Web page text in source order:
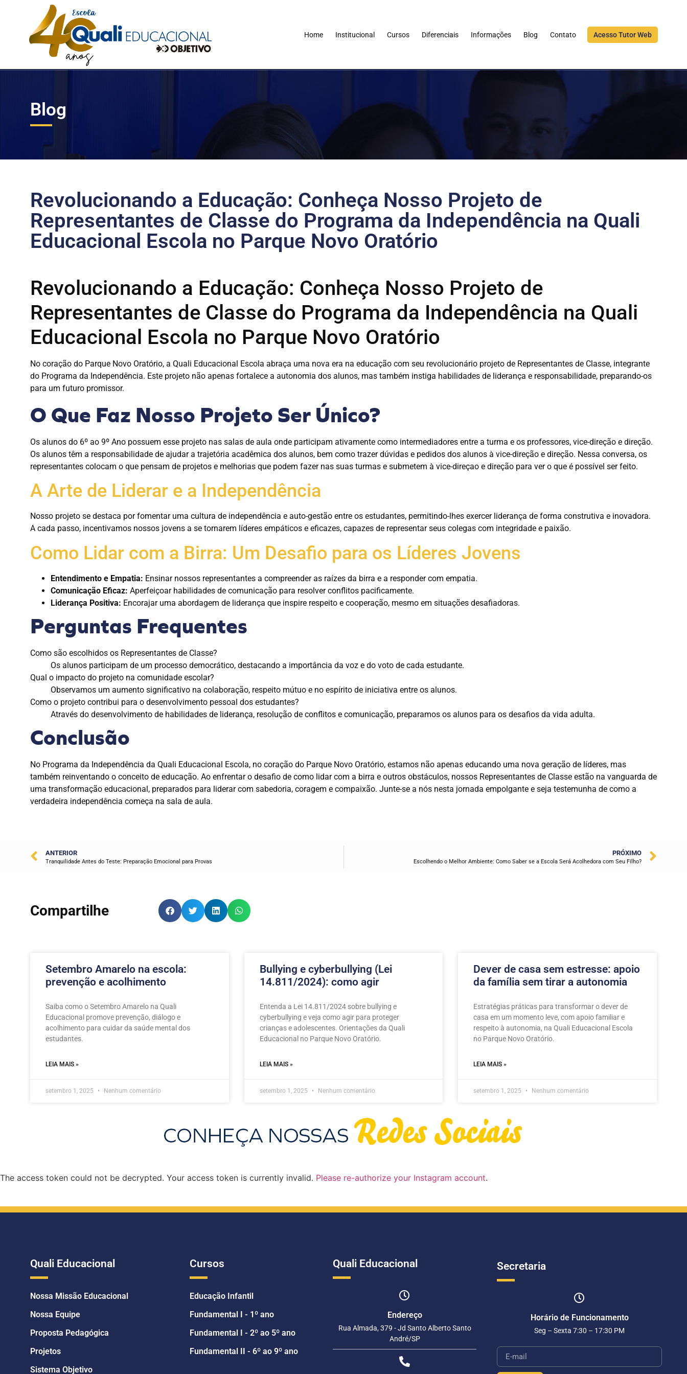
Home Institucional Cursos Diferenciais Informações Blog Contato Acesso Tutor Web
Blog
Revolucionando a Educação: Conheça Nosso Projeto de
Representantes de Classe do Programa da Independência na Quali
Educacional Escola no Parque Novo Oratório
Revolucionando a Educação: Conheça Nosso Projeto de
Representantes de Classe do Programa da Independência na Quali
Educacional Escola no Parque Novo Oratório
No coração do Parque Novo Oratório, a Quali Educacional Escola abraça uma nova era na educação com seu revolucionário projeto de Representantes de Classe, integrante
do Programa da Independência. Este projeto não apenas fortalece a autonomia dos alunos, mas também instiga habilidades de liderança e responsabilidade, preparando-os
para um futuro promissor.
O Que Faz Nosso Projeto Ser Único?
Os alunos do 6º ao 9º Ano possuem esse projeto nas salas de aula onde participam ativamente como intermediadores entre a turma e os professores, vice-direção e direção.
Os alunos têm a responsabilidade de ajudar a trajetória acadêmica dos alunos, bem como trazer dúvidas e pedidos dos alunos à vice-direção e direção. Nessa conversa, os
representantes colocam o que pensam de projetos e melhorias que podem fazer nas suas turmas e submetem à vice-direçao e direção para ver o que é possível ser feito.
A Arte de Liderar e a Independência
Nosso projeto se destaca por fomentar uma cultura de independência e auto-gestão entre os estudantes, permitindo-lhes exercer liderança de forma construtiva e inovadora.
A cada passo, incentivamos nossos jovens a se tornarem líderes empáticos e eficazes, capazes de representar seus colegas com integridade e paixão.
Como Lidar com a Birra: Um Desafio para os Líderes Jovens
Entendimento e Empatia: Ensinar nossos representantes a compreender as raízes da birra e a responder com empatia.
Comunicação Eficaz: Aperfeiçoar habilidades de comunicação para resolver conflitos pacificamente.
Liderança Positiva: Encorajar uma abordagem de liderança que inspire respeito e cooperação, mesmo em situações desafiadoras.
Perguntas Frequentes
Como são escolhidos os Representantes de Classe?
Os alunos participam de um processo democrático, destacando a importância da voz e do voto de cada estudante.
Qual o impacto do projeto na comunidade escolar?
Observamos um aumento significativo na colaboração, respeito mútuo e no espírito de iniciativa entre os alunos.
Como o projeto contribui para o desenvolvimento pessoal dos estudantes?
Através do desenvolvimento de habilidades de liderança, resolução de conflitos e comunicação, preparamos os alunos para os desafios da vida adulta.
Conclusão
No Programa da Independência da Quali Educacional Escola, no coração do Parque Novo Oratório, estamos não apenas educando uma nova geração de líderes, mas
também reinventando o conceito de educação. Ao enfrentar o desafio de como lidar com a birra e outros obstáculos, nossos Representantes de Classe estão na vanguarda de
uma transformação educacional, preparados para liderar com sabedoria, coragem e compaixão. Junte-se a nós nesta jornada empolgante e seja testemunha de como a
verdadeira independência começa na sala de aula.
ANTERIOR
Tranquilidade Antes do Teste: Preparação Emocional para Provas
PRÓXIMO
Escolhendo o Melhor Ambiente: Como Saber se a Escola Será Acolhedora com Seu Filho?
Compartilhe
Setembro Amarelo na escola:
prevenção e acolhimento
Saiba como o Setembro Amarelo na Quali
Educacional promove prevenção, diálogo e
acolhimento para cuidar da saúde mental dos
estudantes.
LEIA MAIS »
setembro 1, 2025 Nenhum comentário
Bullying e cyberbullying (Lei
14.811/2024): como agir
Entenda a Lei 14.811/2024 sobre bullying e
cyberbullying e veja como agir para proteger
crianças e adolescentes. Orientações da Quali
Educacional no Parque Novo Oratório.
LEIA MAIS »
setembro 1, 2025 Nenhum comentário
Dever de casa sem estresse: apoio
da família sem tirar a autonomia
Estratégias práticas para transformar o dever de
casa em um momento leve, com apoio familiar e
respeito à autonomia, na Quali Educacional Escola
no Parque Novo Oratório.
LEIA MAIS »
setembro 1, 2025 Nenhum comentário
The access token could not be decrypted. Your access token is currently invalid. Please re-authorize your Instagram account.
Quali Educacional
Nossa Missão Educacional
Nossa Equipe
Proposta Pedagógica
Projetos
Sistema Objetivo
Cursos
Educação Infantil
Fundamental I - 1º ano
Fundamental I - 2º ao 5º ano
Fundamental II - 6º ao 9º ano
Quali Educacional
Endereço
Rua Almada, 379 - Jd Santo Alberto Santo
André/SP
Secretaria
Horário de Funcionamento
Seg – Sexta 7:30 – 17:30 PM